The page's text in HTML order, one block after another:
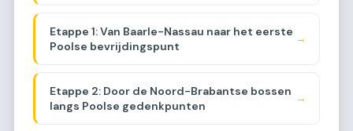
Etappe 1: Van Baarle-Nassau naar het eerste
Poolse bevrijdingspunt
→
Etappe 2: Door de Noord-Brabantse bossen
langs Poolse gedenkpunten
→